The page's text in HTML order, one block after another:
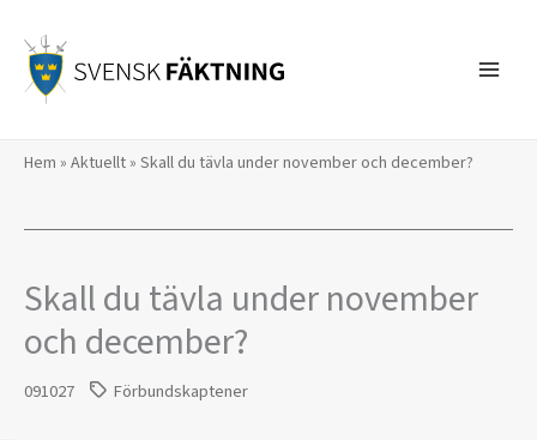
innehåll
Hem » Aktuellt» Skall du tävla under november och december?
Skall du tävla under november
och december?
091027 Förbundskaptener